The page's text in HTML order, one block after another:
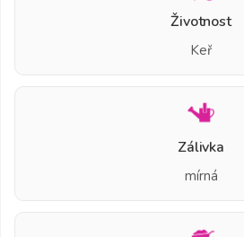
Životnost
Keř
Zálivka
mírná